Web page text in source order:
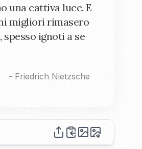
una cattiva luce. E
migliori rimasero
spesso ignoti a se
- Friedrich Nietzsche